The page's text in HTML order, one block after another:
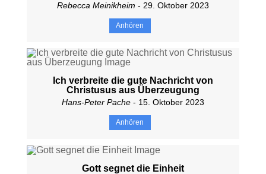
Rebecca Meinikheim - 29. Oktober 2023
Anhören
Ich verbreite die gute Nachricht von
Christusus aus Überzeugung
Hans-Peter Pache- 15. Oktober 2023
Anhören
Gott segnet die Einheit